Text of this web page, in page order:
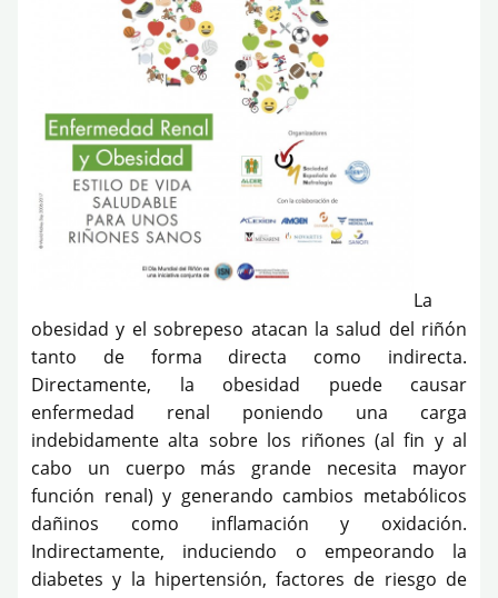
La
obesidad y el sobrepeso atacan la salud del riñón
tanto de forma directa como indirecta.
Directamente, la obesidad puede causar
enfermedad renal poniendo una carga
indebidamente alta sobre los riñones (al fin y al
cabo un cuerpo más grande necesita mayor
función renal) y generando cambios metabólicos
dañinos como inflamación y oxidación.
Indirectamente, induciendo o empeorando la
diabetes y la hipertensión, factores de riesgo de